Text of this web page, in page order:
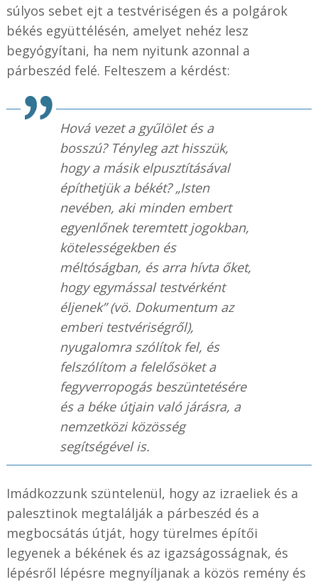
súlyos sebet ejt a testvériségen és a polgárok
békés együttélésén, amelyet nehéz lesz
begyógyítani, ha nem nyitunk azonnal a
párbeszéd felé. Felteszem a kérdést:
Hová vezet a gyűlölet és a
bosszú? Tényleg azt hisszük,
hogy a másik elpusztításával
építhetjük a békét? „Isten
nevében, aki minden embert
egyenlőnek teremtett jogokban,
kötelességekben és
méltóságban, és arra hívta őket,
hogy egymással testvérként
éljenek” (vö. Dokumentum az
emberi testvériségről),
nyugalomra szólítok fel, és
felszólítom a felelősöket a
fegyverropogás beszüntetésére
és a béke útjain való járásra, a
nemzetközi közösség
segítségével is.
Imádkozzunk szüntelenül, hogy az izraeliek és a
palesztinok megtalálják a párbeszéd és a
megbocsátás útját, hogy türelmes építői
legyenek a békének és az igazságosságnak, és
lépésről lépésre megnyíljanak a közös remény és